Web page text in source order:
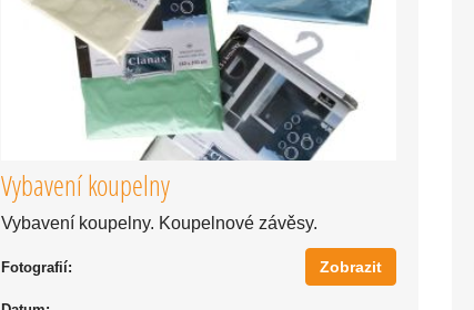
Vybavení koupelny
Vybavení koupelny. Koupelnové závěsy.
Fotografií: Zobrazit